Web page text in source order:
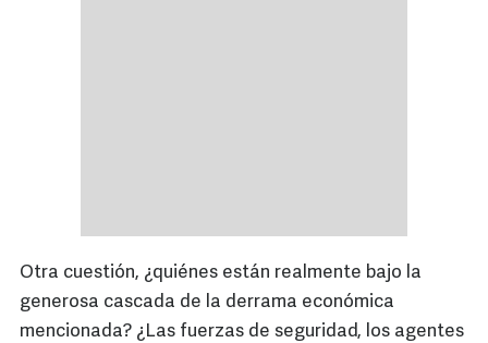
Otra cuestión, ¿quiénes están realmente bajo la
generosa cascada de la derrama económica
mencionada? ¿Las fuerzas de seguridad, los agentes